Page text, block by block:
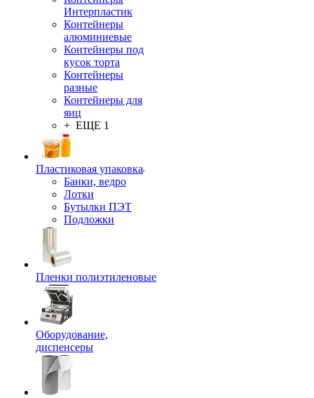
Интерпластик
Контейнеры
алюминиевые
Контейнеры под
кусок торта
Контейнеры
разные
Контейнеры для
яиц
+ ЕЩЕ 1
Пластиковая упаковка
Банки, ведро
Лотки
Бутылки ПЭТ
Подложки
Пленки полиэтиленовые
Оборудование,
диспенсеры